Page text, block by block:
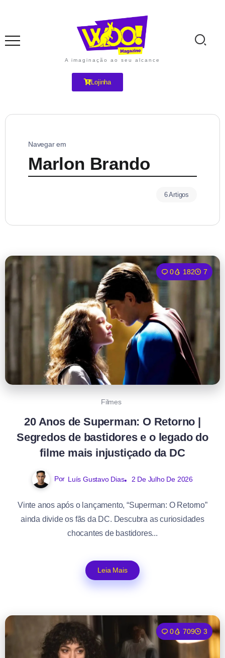
A imaginação ao seu alcance
Lojinha
Navegar em
Marlon Brando
6 Artigos
0 182 7
Filmes
20 Anos de Superman: O Retorno |
Segredos de bastidores e o legado do
filme mais injustiçado da DC
Por Luís Gustavo Dias 2 De Julho De 2026
Vinte anos após o lançamento, “Superman: O Retorno”
ainda divide os fãs da DC. Descubra as curiosidades
chocantes de bastidores...
Leia Mais
0 709 3